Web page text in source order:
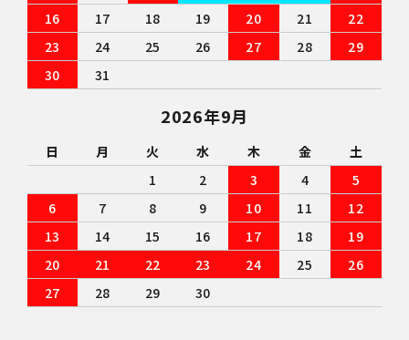
16
17 18 19 20 21
22
23
24 25 26 27 28
29
30
31
2026年9月
日 月 火 水 木 金
土
1
2 3 4
5
6
7 8 9 10 11
12
13
14 15 16 17 18
19
20
21 22 23 24 25
26
27
28 29 30